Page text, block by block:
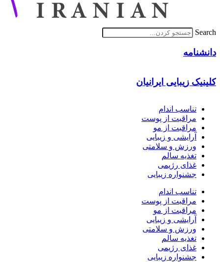
Search
دانشنامه
کلینیک زیبایی ایرانیان
تناسب اندام
مراقبت از پوست
مراقبت از مو
آرایشی و زیبایی
ورزش و سلامتی
تغذیه سالم
غذای رژیمی
جشنواره زیبایی
تناسب اندام
مراقبت از پوست
مراقبت از مو
آرایشی و زیبایی
ورزش و سلامتی
تغذیه سالم
غذای رژیمی
جشنواره زیبایی